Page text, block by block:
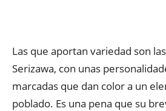
Las que aportan variedad son
Serizawa, con unas
marcadas que dan color a un
poblado. Es una pena que su